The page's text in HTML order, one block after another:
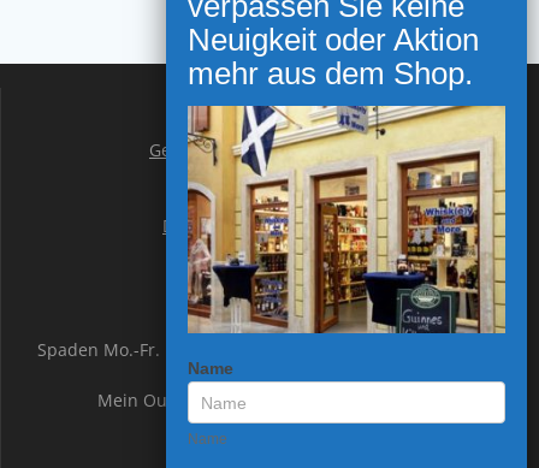
Gutscheine
Geschäft in Bremerhaven
Geschäft in Spaden
Impressum
Datenschutzerklärung
AGB`s
Geschäftszeiten:
Spaden Mo.-Fr. 10.00 – 18.00 Uhr, Sonnabend 10.00 –
13.00 Uhr
Mein Outlet: Mo.-Sa. 10.00 – 19.00 Uhr
NEWSLETTER ANMELDUNG
Name
Name